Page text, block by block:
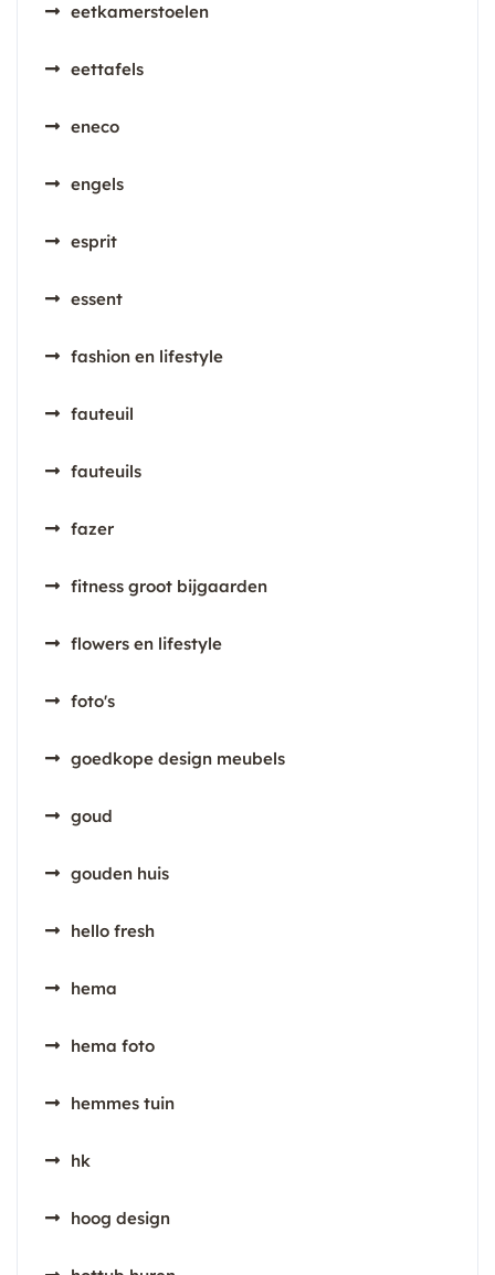
eetkamerstoelen
eettafels
eneco
engels
esprit
essent
fashion en lifestyle
fauteuil
fauteuils
fazer
fitness groot bijgaarden
flowers en lifestyle
foto's
goedkope design meubels
goud
gouden huis
hello fresh
hema
hema foto
hemmes tuin
hk
hoog design